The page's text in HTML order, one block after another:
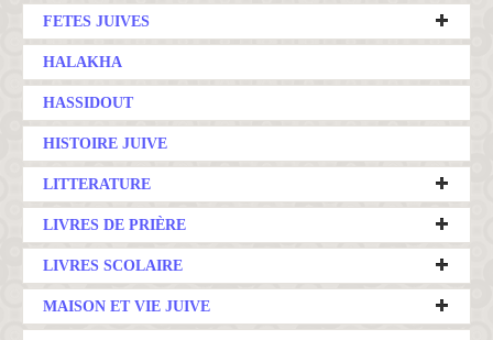
FETES JUIVES
HALAKHA
HASSIDOUT
HISTOIRE JUIVE
LITTERATURE
LIVRES DE PRIÈRE
LIVRES SCOLAIRE
MAISON ET VIE JUIVE